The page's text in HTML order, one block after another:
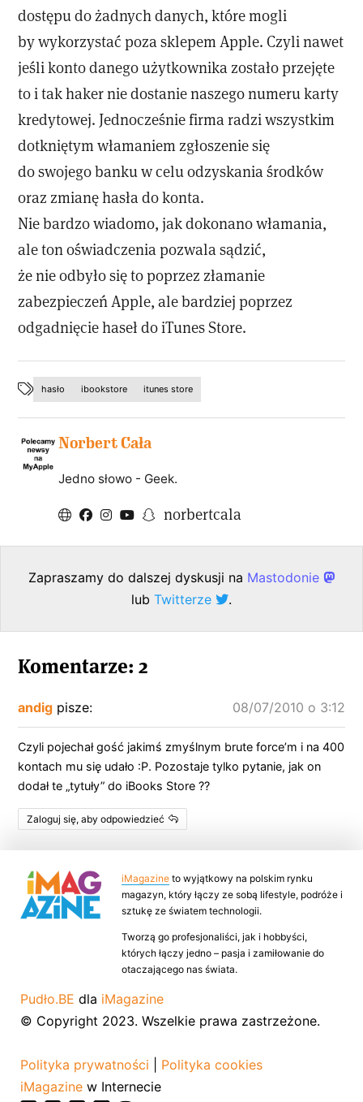
dostępu do żadnych danych, które mogli
by wykorzystać poza sklepem Apple. Czyli nawet
jeśli konto danego użytkownika zostało przejęte
to i tak haker nie dostanie naszego numeru karty
kredytowej. Jednocześnie firma radzi wszystkim
dotkniętym włamaniem zgłoszenie się
do swojego banku w celu odzyskania środków
oraz zmianę hasła do konta.
Nie bardzo wiadomo, jak dokonano włamania,
ale ton oświadczenia pozwala sądzić,
że nie odbyło się to poprzez złamanie
zabezpieczeń Apple, ale bardziej poprzez
odgadnięcie haseł do iTunes Store.
hasło ibookstore itunes store
Norbert Cała
Jedno słowo - Geek.
norbertcala
Zapraszamy do dalszej dyskusji na Mastodonie
lub Twitterze .
Komentarze: 2
andig pisze: 08/07/2010 o 3:12
Czyli pojechał gość jakimś zmyślnym brute force’m i na 400
kontach mu się udało :P. Pozostaje tylko pytanie, jak on
dodał te „tytuły” do iBooks Store ??
Zaloguj się, aby odpowiedzieć
iMagazine to wyjątkowy na polskim rynku
magazyn, który łączy ze sobą lifestyle, podróże i
sztukę ze światem technologii.
Tworzą go profesjonaliści, jak i hobbyści,
których łączy jedno – pasja i zamiłowanie do
otaczającego nas świata.
Pudło.BE dla iMagazine
© Copyright 2023. Wszelkie prawa zastrzeżone.
Polityka prywatności
Polityka cookies
iMagazine w Internecie